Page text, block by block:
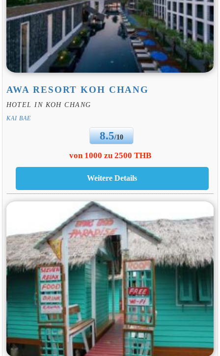
AWA RESORT KOH CHANG
HOTEL IN KOH CHANG
KAI BAE
8.5/10
von 1000 zu 2500 THB